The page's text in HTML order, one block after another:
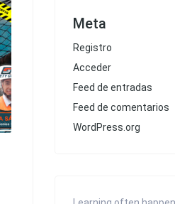
Meta
Registro
Acceder
Feed de entradas
Feed de comentarios
WordPress.org